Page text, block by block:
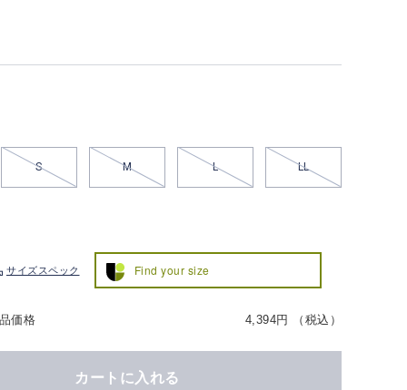
S M L LL
サイズスペック Find your size
価格 4,394円 （税込）
カートに入れる